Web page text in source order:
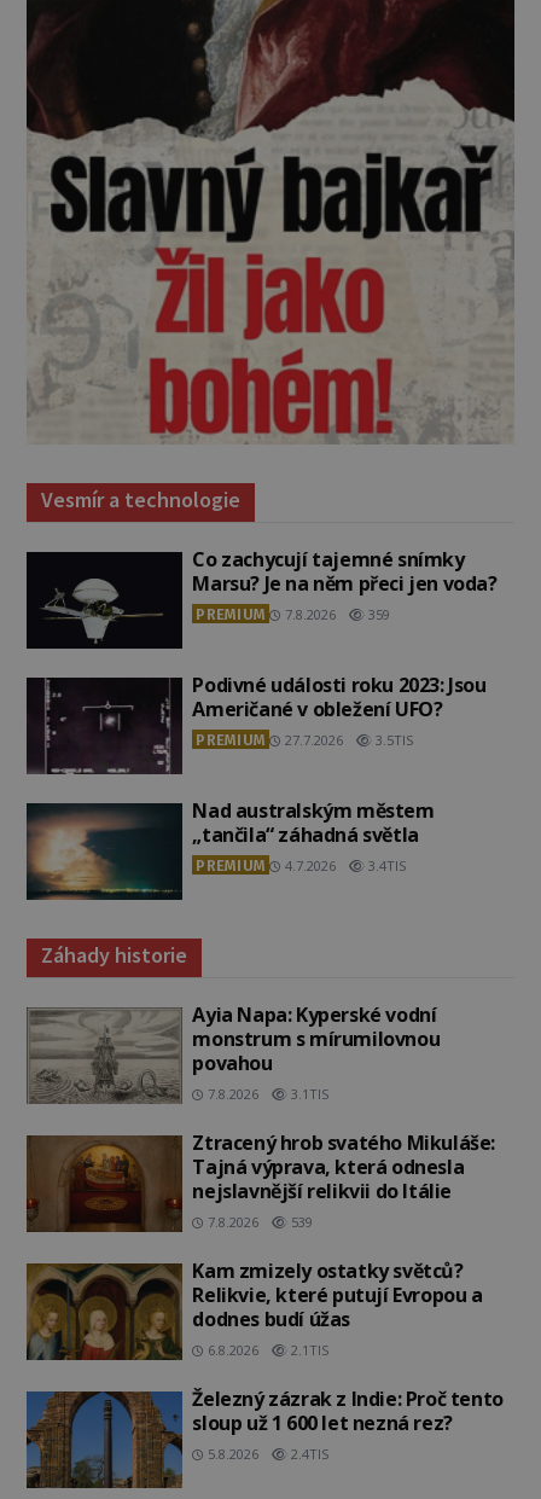
Vesmír a technologie
Co zachycují tajemné snímky
Marsu? Je na něm přeci jen voda?
PREMIUM 7.8.2026 359
Podivné události roku 2023: Jsou
Američané v obležení UFO?
PREMIUM 27.7.2026 3.5TIS
Nad australským městem
„tančila“ záhadná světla
PREMIUM 4.7.2026 3.4TIS
Záhady historie
Ayia Napa: Kyperské vodní
monstrum s mírumilovnou
povahou
7.8.2026 3.1TIS
Ztracený hrob svatého Mikuláše:
Tajná výprava, která odnesla
nejslavnější relikvii do Itálie
7.8.2026 539
Kam zmizely ostatky světců?
Relikvie, které putují Evropou a
dodnes budí úžas
6.8.2026 2.1TIS
Železný zázrak z Indie: Proč tento
sloup už 1 600 let nezná rez?
5.8.2026 2.4TIS